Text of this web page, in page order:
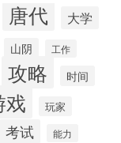
唐代 大学
山阴 工作
攻略
时间
戏 玩家
考试 能力